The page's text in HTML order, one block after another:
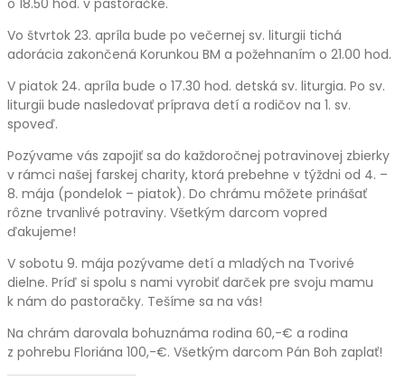
o 18.50 hod. v pastoračke.
Vo štvrtok 23. apríla bude po večernej sv. liturgii tichá
adorácia zakončená Korunkou BM a požehnaním o 21.00 hod.
V piatok 24. apríla bude o 17.30 hod. detská sv. liturgia. Po sv.
liturgii bude nasledovať príprava detí a rodičov na 1. sv.
spoveď.
Pozývame vás zapojiť sa do každoročnej potravinovej zbierky
v rámci našej farskej charity, ktorá prebehne v týždni od 4. –
8. mája (pondelok – piatok). Do chrámu môžete prinášať
rôzne trvanlivé potraviny. Všetkým darcom vopred
ďakujeme!
V sobotu 9. mája pozývame detí a mladých na Tvorivé
dielne. Príď si spolu s nami vyrobiť darček pre svoju mamu
k nám do pastoračky. Tešíme sa na vás!
Na chrám darovala bohuznáma rodina 60,-€ a rodina
z pohrebu Floriána 100,-€. Všetkým darcom Pán Boh zaplať!